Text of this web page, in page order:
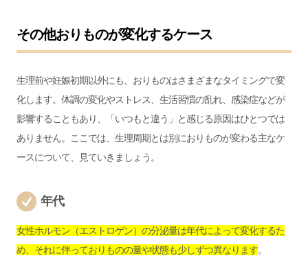
その他おりものが変化するケース
生理前や妊娠初期以外にも、おりものはさまざまなタイミングで変
化します。体調の変化やストレス、生活習慣の乱れ、感染症などが
影響することもあり、「いつもと違う」と感じる原因はひとつでは
ありません。ここでは、生理周期とは別におりものが変わる主なケ
ースについて、見ていきましょう。
年代
女性ホルモン（エストロゲン）の分泌量は年代によって変化するた
め、それに伴っておりものの量や状態も少しずつ異なります。